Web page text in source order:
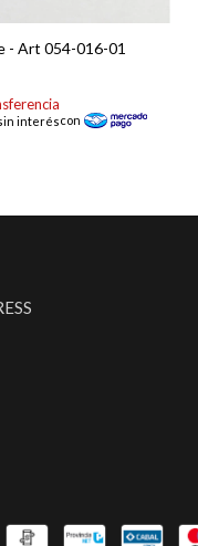
- Art 054-016-01